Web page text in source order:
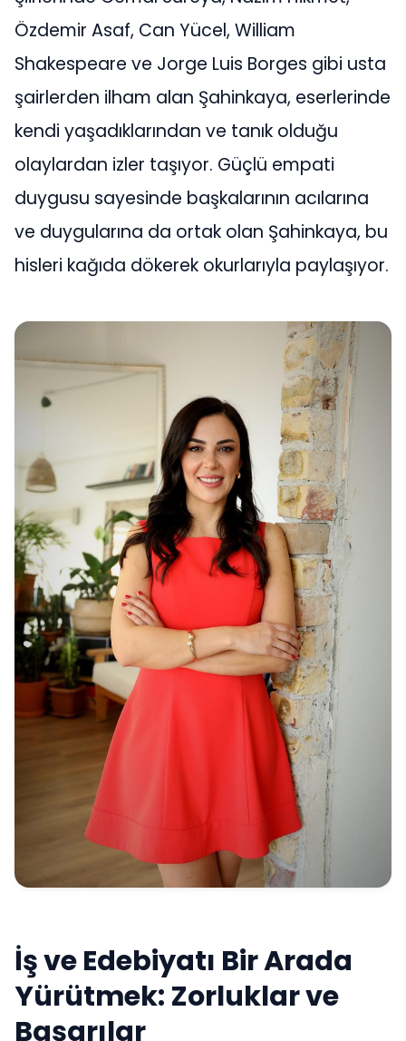
Özdemir Asaf, Can Yücel, William
Shakespeare ve Jorge Luis Borges gibi usta
şairlerden ilham alan Şahinkaya, eserlerinde
kendi yaşadıklarından ve tanık olduğu
olaylardan izler taşıyor. Güçlü empati
duygusu sayesinde başkalarının acılarına
ve duygularına da ortak olan Şahinkaya, bu
hisleri kağıda dökerek okurlarıyla paylaşıyor.
İş ve Edebiyatı Bir Arada
Yürütmek: Zorluklar ve
Başarılar